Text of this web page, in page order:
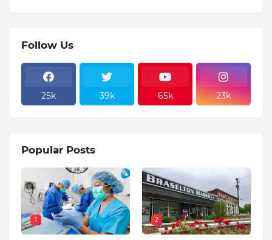
Follow Us
25k 39k 65k 23k
Popular Posts
1 2